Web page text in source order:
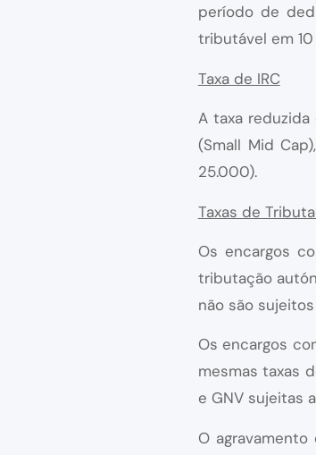
período de
tributável em
Taxa de IRC
A taxa reduzida
(Small Mid
25.000).
Taxas de
Os encargos
tributação
não são
Os encargos
mesmas taxas
e GNV sujeitas a
O